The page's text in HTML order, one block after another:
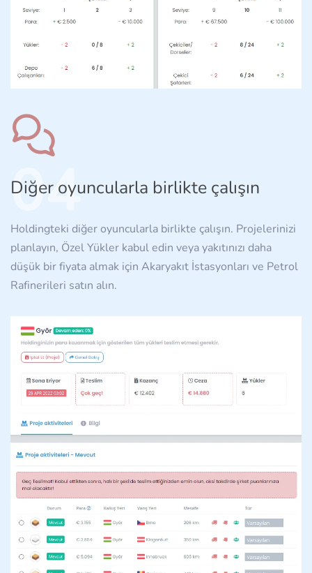
04
Diğer oyuncularla birlikte çalışın
Holdingteki diğer oyuncularla birlikte çalışın. Projelerinizi
planlayın, Özel Yükler kabul edin veya yakıtınızı daha
düşük bir fiyata almak için Akaryakıt İstasyonları ve Petrol
Rafinerileri satın alın.